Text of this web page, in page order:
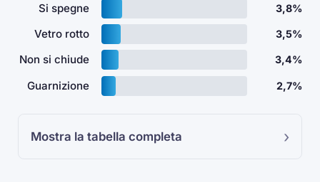
Si spegne 3,8%
Vetro rotto 3,5%
Non si chiude 3,4%
Guarnizione 2,7%
Mostra la tabella completa